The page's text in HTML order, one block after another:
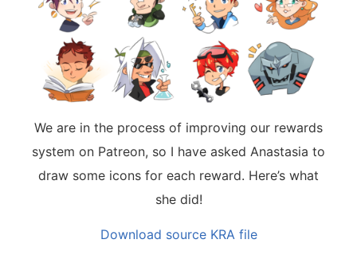
We are in the process of improving our rewards
system on Patreon, so I have asked Anastasia to
draw some icons for each reward. Here’s what
she did!
Download source KRA file